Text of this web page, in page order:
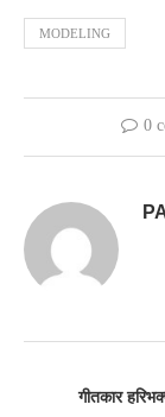
MODELING
0
गीतकार